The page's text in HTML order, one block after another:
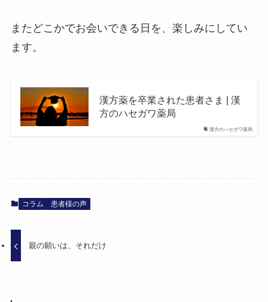
またどこかでお会いできる日を、楽しみにしてい
ます。
漢方のハセガワ薬局
漢方薬を卒業された患者さま | 漢
方のハセガワ薬局
コラム 患者様の声
親の願いは、それだけ